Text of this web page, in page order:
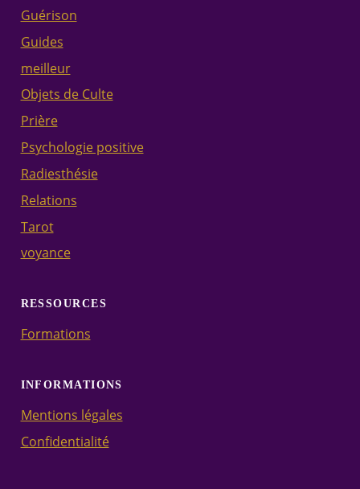
Guérison
Guides
meilleur
Objets de Culte
Prière
Psychologie positive
Radiesthésie
Relations
Tarot
voyance
RESSOURCES
Formations
INFORMATIONS
Mentions légales
Confidentialité